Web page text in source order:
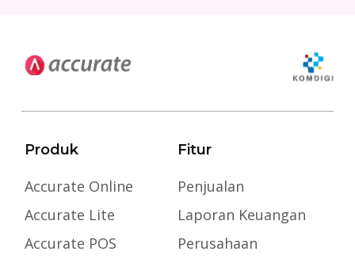
Produk
Accurate Online
Accurate Lite
Accurate POS
Fitur
Penjualan
Laporan Keuangan
Perusahaan